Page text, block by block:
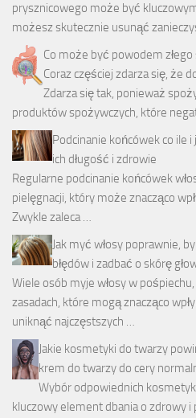
prysznicowego może być
możesz skutecznie usunąć
Co może być powodem
Coraz częściej zdarza się, że
Zdarza się tak, ponieważ
produktów spożywczych, które
Podcinanie końcówek co ile i
ich długość i zdrowie
Regularne podcinanie końcówek
pielęgnacji, który może znacząco
Zwykle zaleca …
Jak myć włosy poprawnie,
błędów i zadbać o skórę
Wiele osób myje włosy w
zasadach, które mogą znacząco
uniknąć najczęstszych …
Jakie kosmetyki do twarzy
krem do twarzy do cery
Wybór odpowiednich
kluczowy element dbania o zdrowy